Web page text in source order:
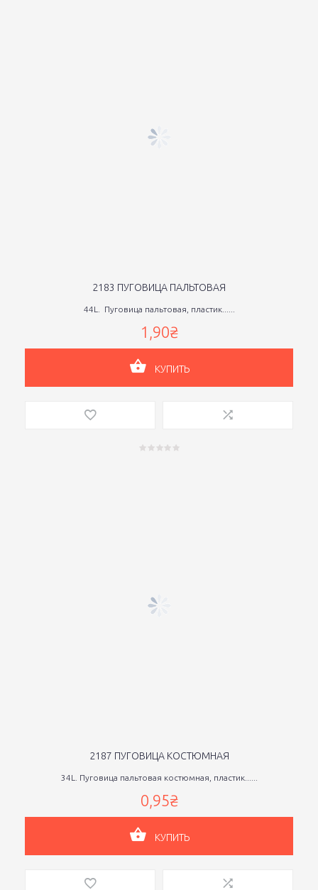
2183 ПУГОВИЦА ПАЛЬТОВАЯ
44L. Пуговица пальтовая, пластик......
1,90₴
КУПИТЬ
2187 ПУГОВИЦА КОСТЮМНАЯ
34L. Пуговица пальтовая костюмная, пластик......
0,95₴
КУПИТЬ